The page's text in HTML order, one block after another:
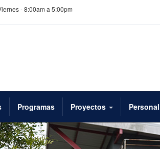
- 8:00am a 5:00pm
Programas Proyectos Personal